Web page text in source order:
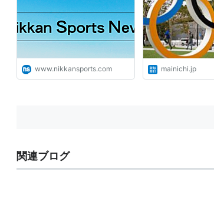
www.nikkansports.com mainichi.jp
関連ブログ